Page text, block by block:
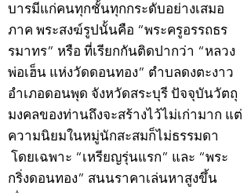
บารมีแก่คนทุกชั้นทุกกระดับอย่างเสมอ
ภาค พระสงฆ์รูปนั้นคือ “พระครูอรรถธร
รมาทร” หรือ ที่เรียกกันติดปากว่า “หลวง
พ่อเฮ็น แห่งวัดดอนทอง” ตำบลดงตะงาว
อำเภอดอนพุด จังหวัดสระบุรี ปัจจุบันวัตถุ
มงคลของท่านถึงจะสร้างไว้ไม่เก่ามาก แต่
ความนิยมในหมู่นักสะสมก็ไม่ธรรมดา
โดยเฉพาะ “เหรียญรุ่นแรก” และ “พระ
กริ่งดอนทอง” สนนราคาเล่นหาสูงขึ้น